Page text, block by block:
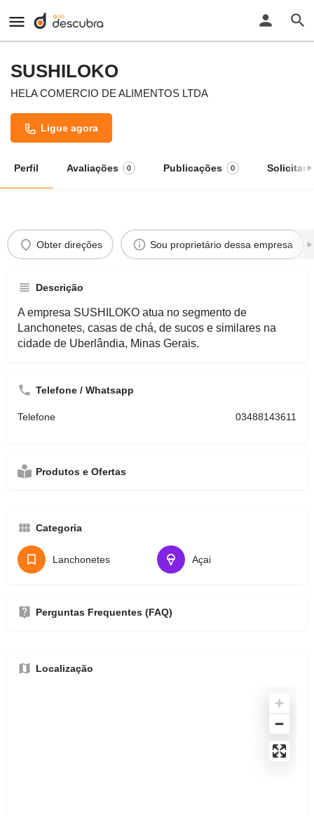
SUSHILOKO
HELA COMERCIO DE ALIMENTOS LTDA
Ligue agora
Perfil Avaliações 0 Publicações 0 Solicitar
Obter direções Sou proprietário dessa empresa
Descrição
A empresa SUSHILOKO atua no segmento de
Lanchonetes, casas de chá, de sucos e similares na
cidade de Uberlândia, Minas Gerais.
Telefone / Whatsapp
Telefone 03488143611
Produtos e Ofertas
Categoria
Lanchonetes Açai
Perguntas Frequentes (FAQ)
Localização